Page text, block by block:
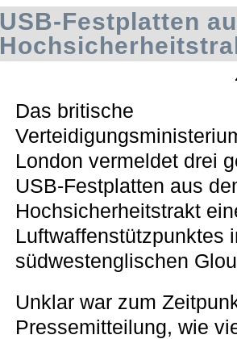
USB-Festplatten
Das britische
London vermeldet drei
USB-Festplatten aus
Hochsicherheitstrakt
Luftwaffenstützpunktes
südwestenglischen
Unklar war zum
Pressemitteilung, wie